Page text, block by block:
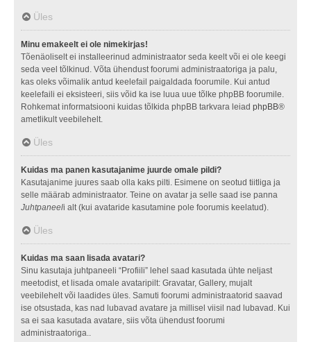
Üles
Minu emakeelt ei ole nimekirjas!
Tõenäoliselt ei installeerinud administraator seda keelt või ei ole keegi
seda veel tõlkinud. Võta ühendust foorumi administraatoriga ja palu,
kas oleks võimalik antud keelefail paigaldada foorumile. Kui antud
keelefaili ei eksisteeri, siis võid ka ise luua uue tõlke phpBB foorumile.
Rohkemat informatsiooni kuidas tõlkida phpBB tarkvara leiad phpBB®
ametlikult veebilehelt.
Üles
Kuidas ma panen kasutajanime juurde omale pildi?
Kasutajanime juures saab olla kaks pilti. Esimene on seotud tiitliga ja
selle määrab administraator. Teine on avatar ja selle saad ise panna
Juhtpaneeli alt (kui avataride kasutamine pole foorumis keelatud).
Üles
Kuidas ma saan lisada avatari?
Sinu kasutaja juhtpaneeli “Profiili” lehel saad kasutada ühte neljast
meetodist, et lisada omale avataripilt: Gravatar, Gallery, mujalt
veebilehelt või laadides üles. Samuti foorumi administraatorid saavad
ise otsustada, kas nad lubavad avatare ja millisel viisil nad lubavad. Kui
sa ei saa kasutada avatare, siis võta ühendust foorumi
administraatoriga..